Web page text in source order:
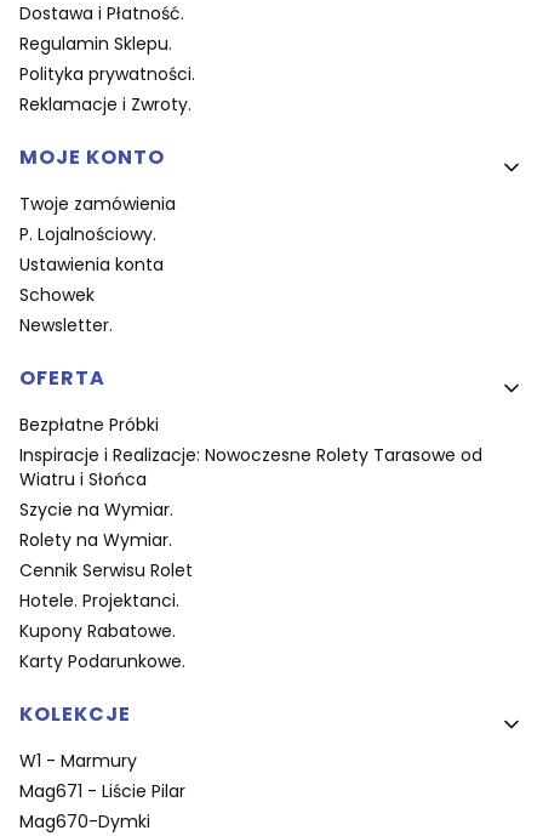
Dostawa i Płatność.
Regulamin Sklepu.
Polityka prywatności.
Reklamacje i Zwroty.
MOJE KONTO
Twoje zamówienia
P. Lojalnościowy.
Ustawienia konta
Schowek
Newsletter.
OFERTA
Bezpłatne Próbki
Inspiracje i Realizacje: Nowoczesne Rolety Tarasowe od
Wiatru i Słońca
Szycie na Wymiar.
Rolety na Wymiar.
Cennik Serwisu Rolet
Hotele. Projektanci.
Kupony Rabatowe.
Karty Podarunkowe.
KOLEKCJE
W1 - Marmury
Mag671 - Liście Pilar
Mag670-Dymki